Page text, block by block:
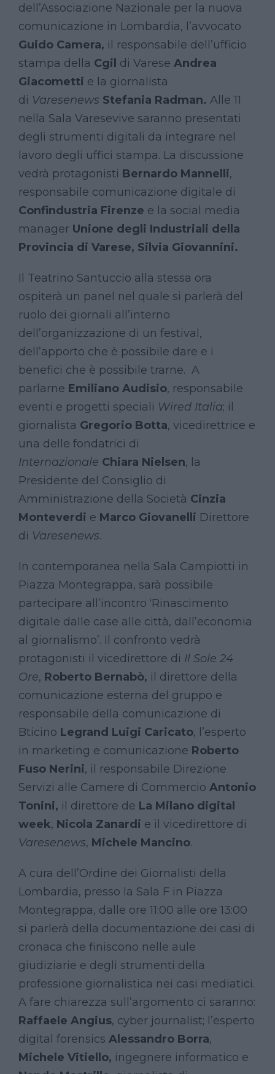
dell’Associazione Nazionale per la nuova
comunicazione in Lombardia, l’avvocato
Guido Camera, il responsabile dell’ufficio
stampa della Cgil di Varese Andrea
Giacometti e la giornalista
di Varesenews Stefania Radman. Alle 11
nella Sala Varesevive saranno presentati
degli strumenti digitali da integrare nel
lavoro degli uffici stampa. La discussione
vedrà protagonisti Bernardo Mannelli,
responsabile comunicazione digitale di
Confindustria Firenze e la social media
manager Unione degli Industriali della
Provincia di Varese, Silvia Giovannini.
Il Teatrino Santuccio alla stessa ora
ospiterà un panel nel quale si parlerà del
ruolo dei giornali all’interno
dell’organizzazione di un festival,
dell’apporto che è possibile dare e i
benefici che è possibile trarne. A
parlarne Emiliano Audisio, responsabile
eventi e progetti speciali Wired Italia; il
giornalista Gregorio Botta, vicedirettrice e
una delle fondatrici di
Internazionale Chiara Nielsen, la
Presidente del Consiglio di
Amministrazione della Società Cinzia
Monteverdi e Marco Giovanelli Direttore
di Varesenews.
In contemporanea nella Sala Campiotti in
Piazza Montegrappa, sarà possibile
partecipare all’incontro ‘Rinascimento
digitale dalle case alle città, dall’economia
al giornalismo’. Il confronto vedrà
protagonisti il vicedirettore di Il Sole 24
Ore, Roberto Bernabò, il direttore della
comunicazione esterna del gruppo e
responsabile della comunicazione di
Bticino Legrand Luigi Caricato, l’esperto
in marketing e comunicazione Roberto
Fuso Nerini, il responsabile Direzione
Servizi alle Camere di Commercio Antonio
Tonini, il direttore de La Milano digital
week, Nicola Zanardi e il vicedirettore di
Varesenews, Michele Mancino.
A cura dell’Ordine dei Giornalisti della
Lombardia, presso la Sala F in Piazza
Montegrappa, dalle ore 11:00 alle ore 13:00
si parlerà della documentazione dei casi di
cronaca che finiscono nelle aule
giudiziarie e degli strumenti della
professione giornalistica nei casi mediatici.
A fare chiarezza sull’argomento ci saranno:
Raffaele Angius, cyber journalist; l’esperto
digital forensics Alessandro Borra,
Michele Vitiello, ingegnere informatico e